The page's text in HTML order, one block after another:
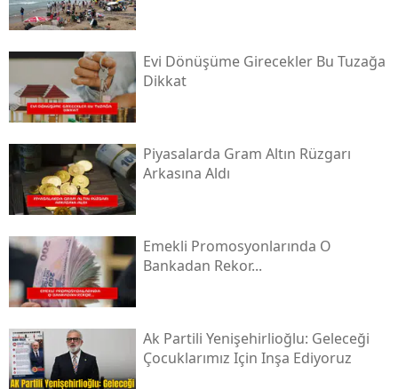
Evi Dönüşüme Girecekler Bu Tuzağa
Dikkat
Piyasalarda Gram Altın Rüzgarı
Arkasına Aldı
Emekli Promosyonlarında O
Bankadan Rekor...
Ak Partili Yenişehirlioğlu: Geleceği
Çocuklarımız Için Inşa Ediyoruz